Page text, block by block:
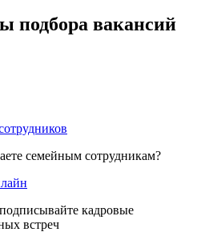
подбора вакансий
семейным сотрудникам?
кадровые
встреч